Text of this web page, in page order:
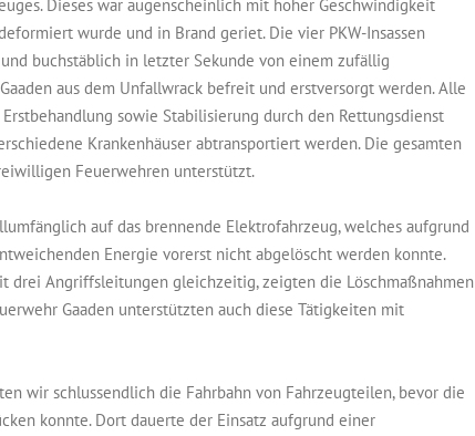
Dieses war augenscheinlich mit hoher Geschwindigkeit
wurde und in Brand geriet. Die vier PKW-Insassen
buchstäblich in letzter Sekunde von einem zufällig
aus dem Unfallwrack befreit und erstversorgt werden. Alle
sowie Stabilisierung durch den Rettungsdienst
Krankenhäuser abtransportiert werden. Die gesamten
Feuerwehren unterstützt.
auf das brennende Elektrofahrzeug, welches aufgrund
Energie vorerst nicht abgelöscht werden konnte.
drei Angriffsleitungen gleichzeitig, zeigten die Löschmaßnahmen
Gaaden unterstützten auch diese Tätigkeiten mit
wir schlussendlich die Fahrbahn von Fahrzeugteilen, bevor die
konnte. Dort dauerte der Einsatz aufgrund einer